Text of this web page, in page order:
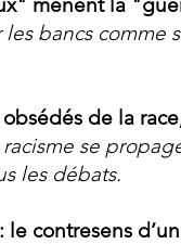
bancs
obsédés de la
se
les débats.​
le contresens